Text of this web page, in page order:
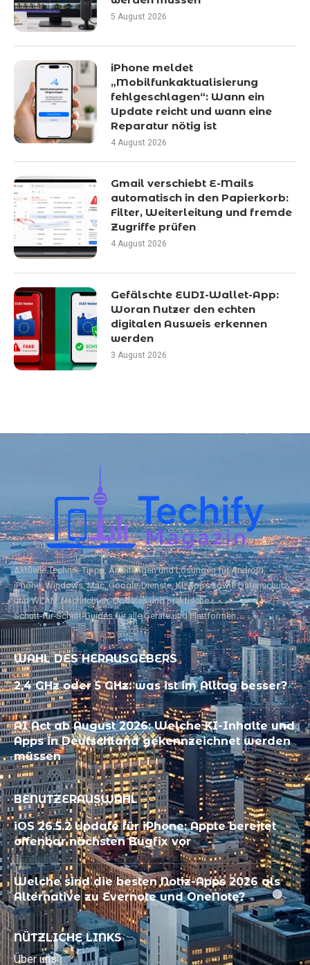
5 August 2026
iPhone meldet
„Mobilfunkaktualisierung
fehlgeschlagen“: Wann ein
Update reicht und wann eine
Reparatur nötig ist
4 August 2026
Gmail verschiebt E-Mails
automatisch in den Papierkorb:
Filter, Weiterleitung und fremde
Zugriffe prüfen
4 August 2026
Gefälschte EUDI-Wallet-App:
Woran Nutzer den echten
digitalen Ausweis erkennen
werden
3 August 2026
Aktuelle Technik‑Tipps, Anleitungen und Lösungen für Android,
iPhone, Windows, Mac, Google‑Dienste, KI, Apps sowie Datenschutz
und WLAN. Nachrichten, Updates und praktische
Schritt‑für‑Schritt‑Guides für alle Geräte und Plattformen.
WAHL DES HERAUSGEBERS
2,4 GHz oder 5 GHz: was ist im Alltag besser?
AI Act ab August 2026: Welche KI-Inhalte und
Apps in Deutschland gekennzeichnet werden
müssen
BENUTZERAUSWAHL
iOS 26.5.2 Update für iPhone: Apple bereitet
offenbar nächsten Bugfix vor
Welche sind die besten Notiz-Apps 2026 als
Alternative zu Evernote und OneNote?
NÜTZLICHE LINKS
Über uns